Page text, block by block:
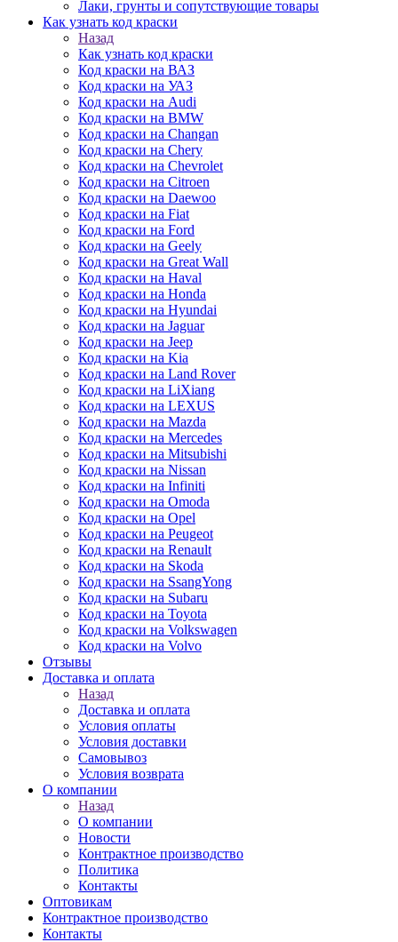
Лаки, грунты и сопутствующие товары
Как узнать код краски
Назад
Как узнать код краски
Код краски на ВАЗ
Код краски на УАЗ
Код краски на Audi
Код краски на BMW
Код краски на Changan
Код краски на Chery
Код краски на Chevrolet
Код краски на Citroen
Код краски на Daewoo
Код краски на Fiat
Код краски на Ford
Код краски на Geely
Код краски на Great Wall
Код краски на Haval
Код краски на Honda
Код краски на Hyundai
Код краски на Jaguar
Код краски на Jeep
Код краски на Kia
Код краски на Land Rover
Код краски на LiXiang
Код краски на LEXUS
Код краски на Mazda
Код краски на Mercedes
Код краски на Mitsubishi
Код краски на Nissan
Код краски на Infiniti
Код краски на Omoda
Код краски на Opel
Код краски на Peugeot
Код краски на Renault
Код краски на Skoda
Код краски на SsangYong
Код краски на Subaru
Код краски на Toyota
Код краски на Volkswagen
Код краски на Volvo
Отзывы
Доставка и оплата
Назад
Доставка и оплата
Условия оплаты
Условия доставки
Самовывоз
Условия возврата
О компании
Назад
О компании
Новости
Контрактное производство
Политика
Контакты
Оптовикам
Контрактное производство
Контакты